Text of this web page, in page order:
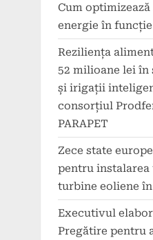
Cum
energie în
Reziliența
52 milioane lei în
și irigații
consorțiul
PARAPET
Zece state
pentru instalarea
turbine eoliene
Executivul
Pregătire pentru